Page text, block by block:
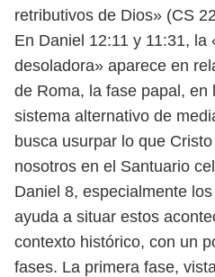
retributivos de Dios» (CS
En Daniel 12:11 y 11:31, la
desoladora» aparece en
de Roma, la fase papal, en
sistema alternativo de
busca usurpar lo que
nosotros en el Santuario
Daniel 8, especialmente
ayuda a situar estos
contexto histórico, con un
fases. La primera fase,